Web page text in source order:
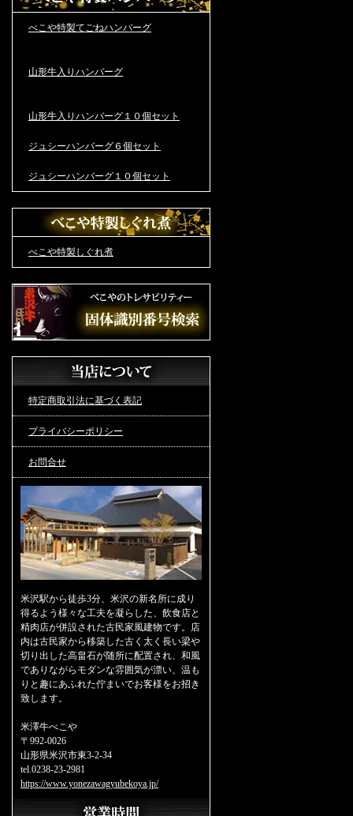
べこや特製てごねハンバーグ
山形牛入りハンバーグ
山形牛入りハンバーグ１０個セット
ジュシーハンバーグ６個セット
ジュシーハンバーグ１０個セット
べこや特製しぐれ煮
特定商取引法に基づく表記
プライバシーポリシー
お問合せ
米沢駅から徒歩3分、米沢の新名所に成り
得るよう様々な工夫を凝らした、飲食店と
精肉店が併設された古民家風建物です。店
内は古民家から移築した古く太く長い梁や
切り出した高畠石が随所に配置され、和風
でありながらモダンな雰囲気が漂い、温も
りと趣にあふれた佇まいでお客様をお招き
致します。
米澤牛べこや
〒992-0026
山形県米沢市東3-2-34
tel.0238-23-2981
https://www.yonezawagyubekoya.jp/